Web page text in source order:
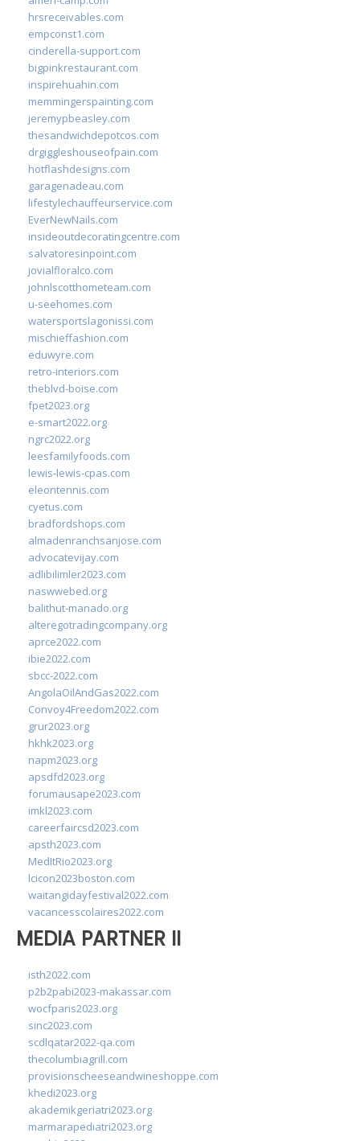
hrsreceivables.com
empconst1.com
cinderella-support.com
bigpinkrestaurant.com
inspirehuahin.com
memmingerspainting.com
jeremypbeasley.com
thesandwichdepotcos.com
drgiggleshouseofpain.com
hotflashdesigns.com
garagenadeau.com
lifestylechauffeurservice.com
EverNewNails.com
insideoutdecoratingcentre.com
salvatoresinpoint.com
jovialfloralco.com
johnlscotthometeam.com
u-seehomes.com
watersportslagonissi.com
mischieffashion.com
eduwyre.com
retro-interiors.com
theblvd-boise.com
fpet2023.org
e-smart2022.org
ngrc2022.org
leesfamilyfoods.com
lewis-lewis-cpas.com
eleontennis.com
cyetus.com
bradfordshops.com
almadenranchsanjose.com
advocatevijay.com
adlibilimler2023.com
naswwebed.org
balithut-manado.org
alteregotradingcompany.org
aprce2022.com
ibie2022.com
sbcc-2022.com
AngolaOilAndGas2022.com
Convoy4Freedom2022.com
grur2023.org
hkhk2023.org
napm2023.org
apsdfd2023.org
forumausape2023.com
imkl2023.com
careerfaircsd2023.com
apsth2023.com
MedItRio2023.org
lcicon2023boston.com
waitangidayfestival2022.com
vacancesscolaires2022.com
MEDIA PARTNER II
isth2022.com
p2b2pabi2023-makassar.com
wocfparis2023.org
sinc2023.com
scdlqatar2022-qa.com
thecolumbiagrill.com
provisionscheeseandwineshoppe.com
khedi2023.org
akademikgeriatri2023.org
marmarapediatri2023.org